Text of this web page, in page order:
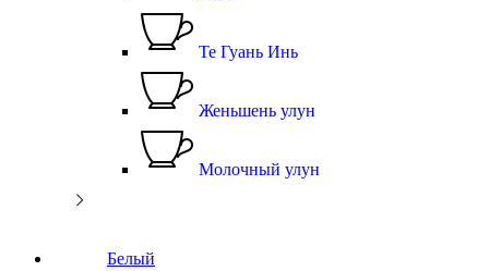
Те Гуань Инь
Женьшень улун
Молочный улун
Белый